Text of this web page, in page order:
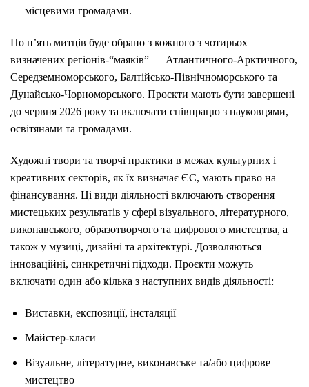
місцевими громадами.
По п’ять митців буде обрано з кожного з чотирьох
визначених регіонів-“маяків” — Атлантичного-Арктичного,
Середземноморського, Балтійсько-Північноморського та
Дунайсько-Чорноморського. Проєкти мають бути завершені
до червня 2026 року та включати співпрацю з науковцями,
освітянами та громадами.
Художні твори та творчі практики в межах культурних і
креативних секторів, як їх визначає ЄС, мають право на
фінансування. Ці види діяльності включають створення
мистецьких результатів у сфері візуального, літературного,
виконавського, образотворчого та цифрового мистецтва, а
також у музиці, дизайні та архітектурі. Дозволяються
інноваційні, синкретичні підходи. Проєкти можуть
включати один або кілька з наступних видів діяльності:
Виставки, експозиції, інсталяції
Майстер-класи
Візуальне, літературне, виконавське та/або цифрове
мистецтво